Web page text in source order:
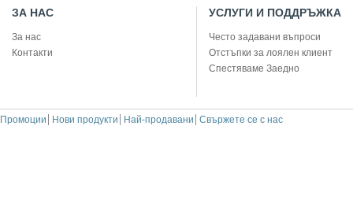
ЗА НАС
За нас
Контакти
УСЛУГИ И ПОДДРЪЖКА
Често задавани въпроси
Отстъпки за лоялен клиент
Спестяваме Заедно
Промоции Нови продукти Най-продавани Свържете се с нас